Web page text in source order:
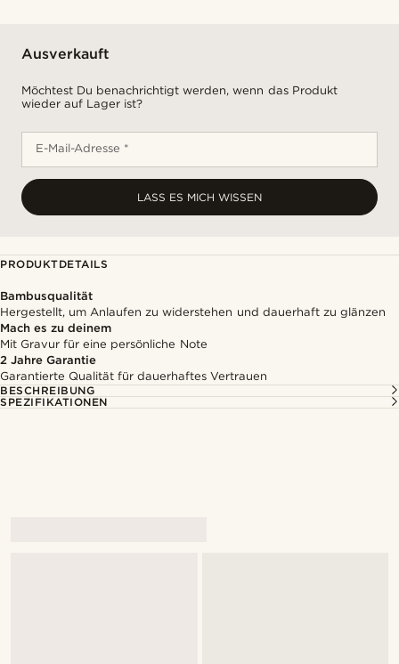
Ausverkauft
Möchtest Du benachrichtigt werden, wenn das Produkt
wieder auf Lager ist?
E-Mail-Adresse *
LASS ES MICH WISSEN
PRODUKTDETAILS
Bambusqualität
Hergestellt, um Anlaufen zu widerstehen und dauerhaft zu glänzen
Mach es zu deinem
Mit Gravur für eine persönliche Note
2 Jahre Garantie
Garantierte Qualität für dauerhaftes Vertrauen
BESCHREIBUNG
SPEZIFIKATIONEN